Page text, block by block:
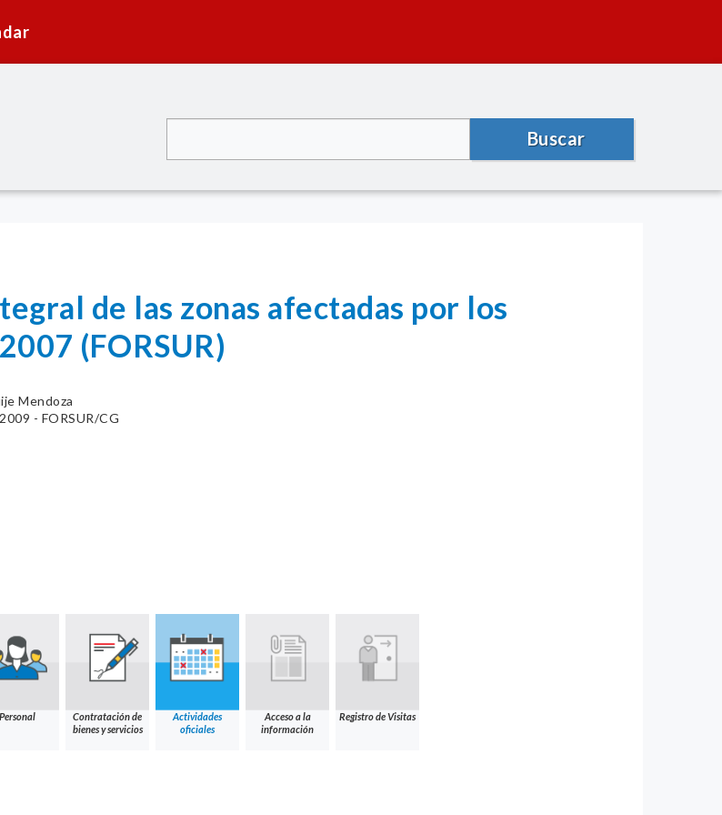
Buscar
de las zonas afectadas por los
(FORSUR)
Mendoza
- FORSUR/CG
Personal
Contratación de
bienes y servicios
Actividades
oficiales
Acceso a la
información
Registro de Visitas